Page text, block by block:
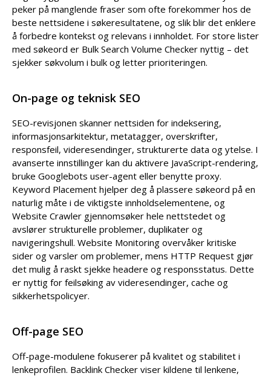
peker på manglende fraser som ofte forekommer hos de
beste nettsidene i søkeresultatene, og slik blir det enklere
å forbedre kontekst og relevans i innholdet. For store lister
med søkeord er Bulk Search Volume Checker nyttig – det
sjekker søkvolum i bulk og letter prioriteringen.
On-page og teknisk SEO
SEO-revisjonen skanner nettsiden for indeksering,
informasjonsarkitektur, metatagger, overskrifter,
responsfeil, videresendinger, strukturerte data og ytelse. I
avanserte innstillinger kan du aktivere JavaScript-rendering,
bruke Googlebots user-agent eller benytte proxy.
Keyword Placement hjelper deg å plassere søkeord på en
naturlig måte i de viktigste innholdselementene, og
Website Crawler gjennomsøker hele nettstedet og
avslører strukturelle problemer, duplikater og
navigeringshull. Website Monitoring overvåker kritiske
sider og varsler om problemer, mens HTTP Request gjør
det mulig å raskt sjekke headere og responsstatus. Dette
er nyttig for feilsøking av videresendinger, cache og
sikkerhetspolicyer.
Off-page SEO
Off-page-modulene fokuserer på kvalitet og stabilitet i
lenkeprofilen. Backlink Checker viser kildene til lenkene,